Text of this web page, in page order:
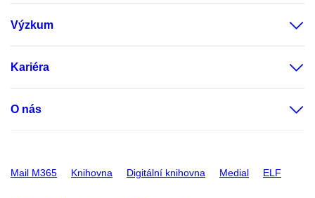
Výzkum
Kariéra
O nás
Mail M365 Knihovna Digitální knihovna Medial ELF